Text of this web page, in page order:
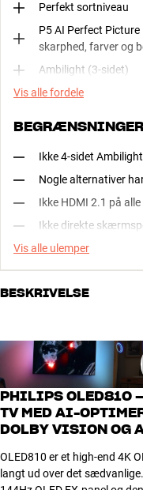
Perfekt sortniveau
P5 AI Perfect
skarphed, farver og
Ambilight (3-sidet)
Vis alle fordele
BEGRÆNSNINGER
Ikke 4-sidet Ambilight
Nogle alternativer
Ikke HDMI 2.1 på
Ikke direkte
Vis alle ulemper
BESKRIVELSE
PHILIPS OLED810
TV MED AI-
DOLBY VISION OG
OLED810 er et high-end 4K
langt ud over det